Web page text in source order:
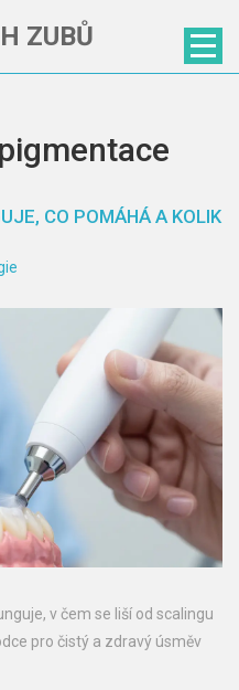
ZUBŮ
CO POMÁHÁ A KOLIK
v čem se liší od scalingu
pro čistý a zdravý úsměv